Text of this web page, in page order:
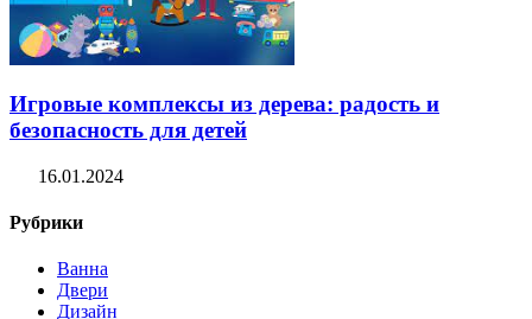
Игровые комплексы из дерева: радость и
безопасность для детей
16.01.2024
Рубрики
Ванна
Двери
Дизайн